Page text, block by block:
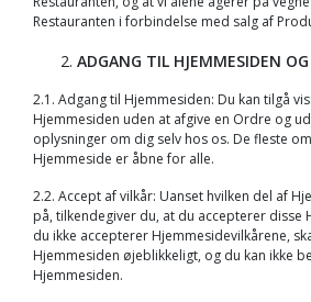
Restauranten i forbindelse med salg af
ADGANG TIL HJEMMESIDEN
2.1. Adgang til Hjemmesiden: Du kan tilgå
Hjemmesiden uden at afgive en Ordre og
oplysninger om dig selv hos os. De fleste
Hjemmeside er åbne for alle.
2.2. Accept af vilkår: Uanset hvilken del af
på, tilkendegiver du, at du accepterer disse
du ikke accepterer Hjemmesidevilkårene,
Hjemmesiden øjeblikkeligt, og du kan ikke
Hjemmesiden.